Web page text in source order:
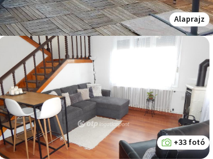
Alaprajz
+33 fotó